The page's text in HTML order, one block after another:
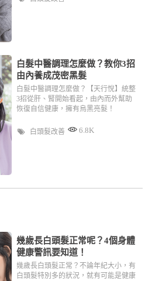
白髮中醫調理怎麼做？教你3招
由內養成茂密黑髮
白髮中醫調理怎麼做？【天行悅】統整
3招從肝、腎開始看起，由內而外幫助
恢復自信健康，擁有烏黑亮髮！
白頭髮改善 6.8K
幾歲長白頭髮正常呢？4個身體
健康警訊要知道！
幾歲長白頭髮正常？不論年紀大小，有
白頭髮特別多的狀況，就有可能是健康